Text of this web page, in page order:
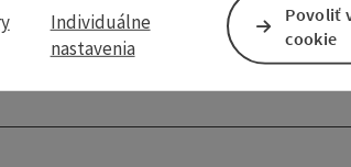
Individuálne
nastavenia
Povoliť
cookie